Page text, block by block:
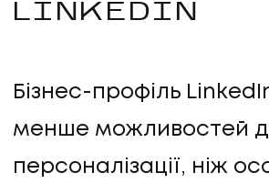
LINKEDIN
Бізнес-профіль
менше можливостей
персоналізації, ніж